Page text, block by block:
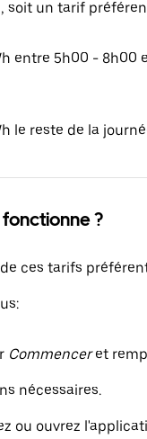
soit un tarif
entre 5h00 - 8h00
le reste de la
?
ces tarifs
Commenceret
nécessaires.
ou ouvrez